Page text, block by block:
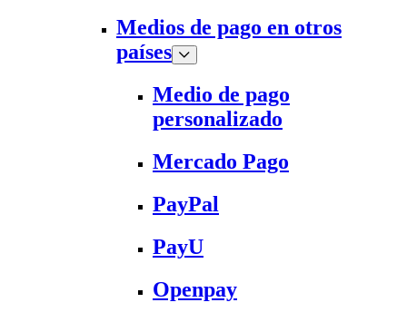
Medios de pago en otros
países
Medio de pago
personalizado
Mercado Pago
PayPal
PayU
Openpay